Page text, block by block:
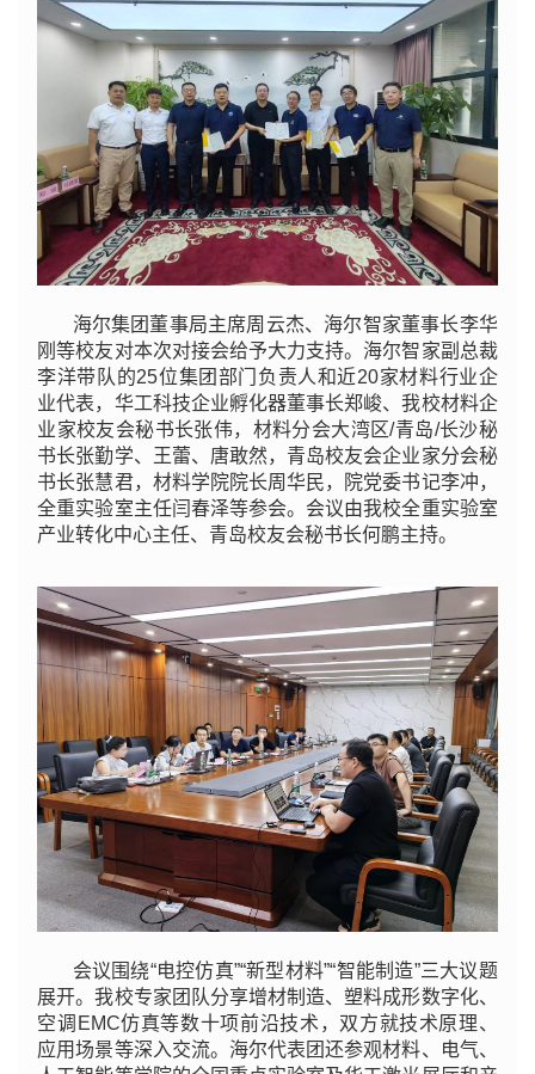
海尔集团董事局主席周云杰、海尔智家董事长李华
刚等校友对本次对接会给予大力支持。海尔智家副总裁
李洋带队的25位集团部门负责人和近20家材料行业企
业代表，华工科技企业孵化器董事长郑峻、我校材料企
业家校友会秘书长张伟，材料分会大湾区/青岛/长沙秘
书长张勤学、王蕾、唐敢然，青岛校友会企业家分会秘
书长张慧君，材料学院院长周华民，院党委书记李冲，
全重实验室主任闫春泽等参会。会议由我校全重实验室
产业转化中心主任、青岛校友会秘书长何鹏主持。
会议围绕“电控仿真”“新型材料”“智能制造”三大议题
展开。我校专家团队分享增材制造、塑料成形数字化、
空调EMC仿真等数十项前沿技术，双方就技术原理、
应用场景等深入交流。海尔代表团还参观材料、电气、